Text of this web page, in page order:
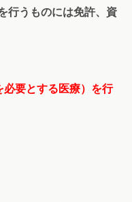
行うものには免許、資
要とする医療）を行